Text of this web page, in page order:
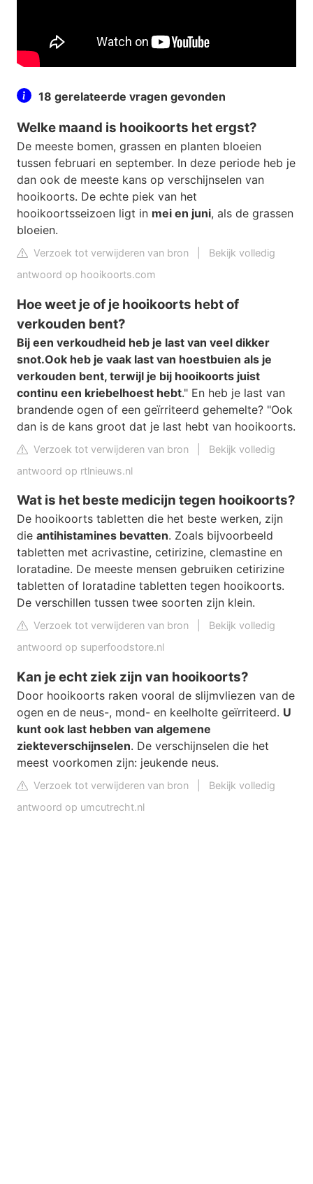
18 gerelateerde vragen gevonden
Welke maand is hooikoorts het ergst?
De meeste bomen, grassen en planten bloeien
tussen februari en september. In deze periode heb je
dan ook de meeste kans op verschijnselen van
hooikoorts. De echte piek van het
hooikoortsseizoen ligt in mei en juni, als de grassen
bloeien.
Verzoek tot verwijderen van bron
Bekijk volledig
antwoord op hooikoorts.com
Hoe weet je of je hooikoorts hebt of
verkouden bent?
Bij een verkoudheid heb je last van veel dikker
snot.Ook heb je vaak last van hoestbuien als je
verkouden bent, terwijl je bij hooikoorts juist
continu een kriebelhoest hebt." En heb je last van
brandende ogen of een geïrriteerd gehemelte? "Ook
dan is de kans groot dat je last hebt van hooikoorts.
Verzoek tot verwijderen van bron
Bekijk volledig
antwoord op rtlnieuws.nl
Wat is het beste medicijn tegen hooikoorts?
De hooikoorts tabletten die het beste werken, zijn
die antihistamines bevatten. Zoals bijvoorbeeld
tabletten met acrivastine, cetirizine, clemastine en
loratadine. De meeste mensen gebruiken cetirizine
tabletten of loratadine tabletten tegen hooikoorts.
De verschillen tussen twee soorten zijn klein.
Verzoek tot verwijderen van bron
Bekijk volledig
antwoord op superfoodstore.nl
Kan je echt ziek zijn van hooikoorts?
Door hooikoorts raken vooral de slijmvliezen van de
ogen en de neus-, mond- en keelholte geïrriteerd. U
kunt ook last hebben van algemene
ziekteverschijnselen. De verschijnselen die het
meest voorkomen zijn: jeukende neus.
Verzoek tot verwijderen van bron
Bekijk volledig
antwoord op umcutrecht.nl